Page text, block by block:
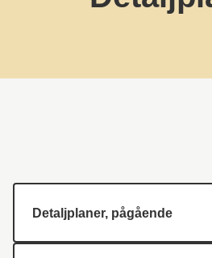
Detaljplaner, pågående